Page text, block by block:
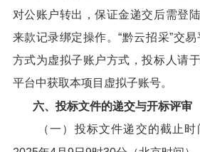
对公账户转出，保证金递交后需登
来款记录绑定操作。“黔云招采”交
方式为虚拟子账户方式，投标人请
平台中获取本项目虚拟子账号。
六、投标文件的递交与开标评审
（一）投标文件递交的截止